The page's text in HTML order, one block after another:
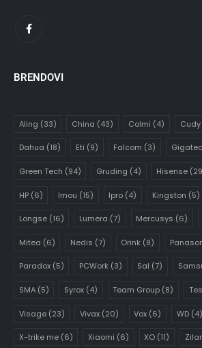
BRENDOVI
Aling (33) China (43) Colmi (4) Cudy
Dahua (18) Eti (9) Falcom (3)
Green Tech (94) Gruding (4) Hisense
HP(6) Imou (15) Ipro (4) Kingston (5)
Longse(16) Lumera (7) Mercusys (6)
Mitea (6) Nedis (7) Orink (8)
Paradox(5) PCWork (3) Sal (7)
SMA(5) Syrox (4) Team Group (8)
Visage(23) Vivax (20) Vox (6) WD(4)
X-trike me(6) Xiaomi (6) XO (11)